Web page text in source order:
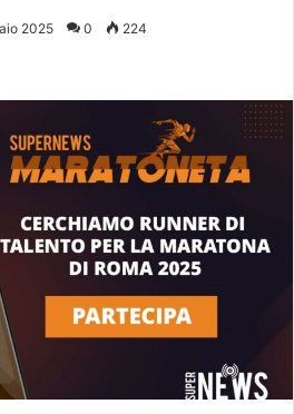
2025 0 224